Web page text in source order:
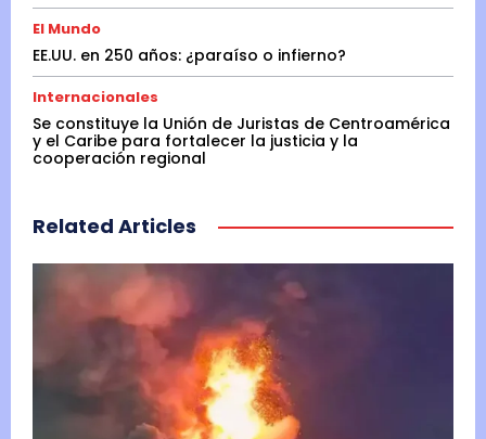
El Mundo
EE.UU. en 250 años: ¿paraíso o infierno?
Internacionales
Se constituye la Unión de Juristas de Centroamérica
y el Caribe para fortalecer la justicia y la
cooperación regional
Related Articles